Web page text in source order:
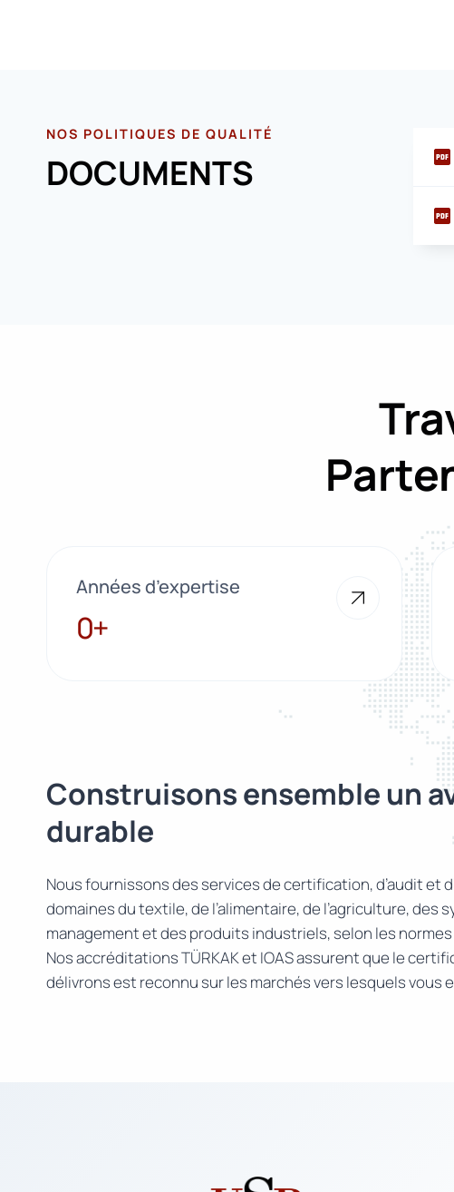
NOS POLITIQUES DE QUALITÉ
DOCUMENTS
Années d’expertise
28+
0+
Construisons ensemble un
durable
Nous fournissons des services de certification, d’audit et
domaines du textile, de l’alimentaire, de l’agriculture, des
management et des produits industriels, selon les
Nos accréditations TÜRKAK et IOAS assurent que le
délivrons est reconnu sur les marchés vers lesquels vous